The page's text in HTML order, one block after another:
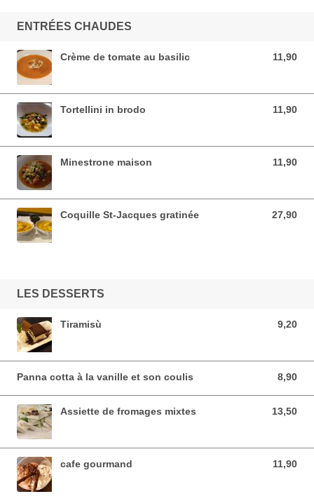
ENTRÉES CHAUDES
Crème de tomate au basilic 11,90
11,90 EUR
Tortellini in brodo 11,90
11,90 EUR
Minestrone maison 11,90
11,90 EUR
Coquille St-Jacques gratinée 27,90
27,90 EUR
LES DESSERTS
Tiramisù 9,20
9,20 EUR
Panna cotta à la vanille et son coulis 8,90
8,90 EUR
Assiette de fromages mixtes 13,50
13,50 EUR
cafe gourmand 11,90
11,90 EUR